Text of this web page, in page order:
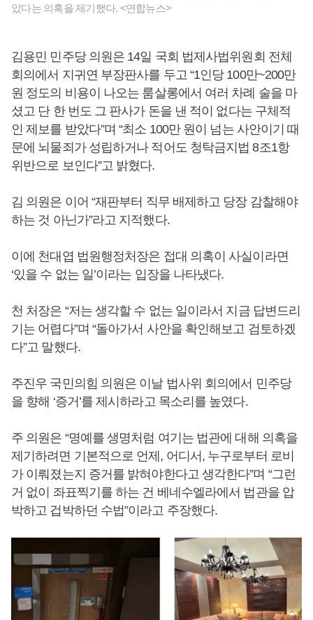
았다는 의혹을 제기했다. <연합뉴스>
김용민 민주당 의원은 14일 국회 법제사법위원회 전체
회의에서 지귀연 부장판사를 두고 “1인당 100만~200만
원 정도의 비용이 나오는 룸살롱에서 여러 차례 술을 마
셨고 단 한 번도 그 판사가 돈을 낸 적이 없다는 구체적
인 제보를 받았다”며 “최소 100만 원이 넘는 사안이기 때
문에 뇌물죄가 성립하거나 적어도 청탁금지법 8조1항
위반으로 보인다”고 밝혔다.
김 의원은 이어 “재판부터 직무 배제하고 당장 감찰해야
하는 것 아닌가”라고 지적했다.
이에 천대엽 법원행정처장은 접대 의혹이 사실이라면
‘있을 수 없는 일’이라는 입장을 나타냈다.
천 처장은 “저는 생각할 수 없는 일이라서 지금 답변드리
기는 어렵다”며 “돌아가서 사안을 확인해보고 검토하겠
다”고 말했다.
주진우 국민의힘 의원은 이날 법사위 회의에서 민주당
을 향해 ‘증거’를 제시하라고 목소리를 높였다.
주 의원은 “명예를 생명처럼 여기는 법관에 대해 의혹을
제기하려면 기본적으로 언제, 어디서, 누구로부터 로비
가 이뤄졌는지 증거를 밝혀야한다고 생각한다”며 “그런
거 없이 좌표찍기를 하는 건 베네수엘라에서 법관을 압
박하고 겁박하던 수법”이라고 주장했다.